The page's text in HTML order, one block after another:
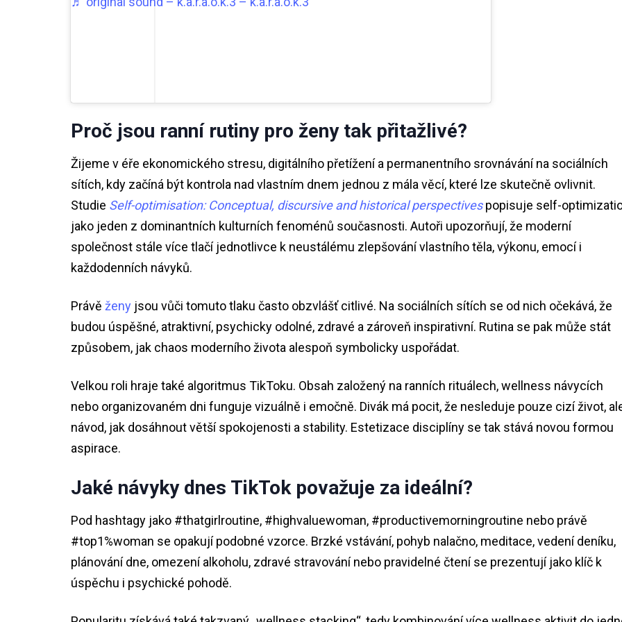
Proč jsou ranní rutiny pro ženy tak přitažlivé?
Žijeme v éře ekonomického stresu, digitálního přetížení a permanentního srovnávání na sociálních
sítích, kdy začíná být kontrola nad vlastním dnem jednou z mála věcí, které lze skutečně ovlivnit.
Studie Self-optimisation: Conceptual, discursive and historical perspectivespopisuje self-
jako jeden z dominantních kulturních fenoménů současnosti. Autoři upozorňují, že moderní
společnost stále více tlačí jednotlivce k neustálému zlepšování vlastního těla, výkonu, emocí i
každodenních návyků.
Právě ženy jsou vůči tomuto tlaku často obzvlášť citlivé. Na sociálních sítích se od nich očekává, že
budou úspěšné, atraktivní, psychicky odolné, zdravé a zároveň inspirativní. Rutina se pak může stát
způsobem, jak chaos moderního života alespoň symbolicky uspořádat.
Velkou roli hraje také algoritmus TikToku. Obsah založený na ranních rituálech, wellness návycích
nebo organizovaném dni funguje vizuálně i emočně. Divák má pocit, že nesleduje pouze cizí život,
návod, jak dosáhnout větší spokojenosti a stability. Estetizace disciplíny se tak stává novou formou
aspirace.
Jaké návyky dnes TikTok považuje za ideální?
Pod hashtagy jako #thatgirlroutine, #highvaluewoman, #productivemorningroutine nebo právě
#top1%woman se opakují podobné vzorce. Brzké vstávání, pohyb nalačno, meditace, vedení deníku,
plánování dne, omezení alkoholu, zdravé stravování nebo pravidelné čtení se prezentují jako klíč k
úspěchu i psychické pohodě.